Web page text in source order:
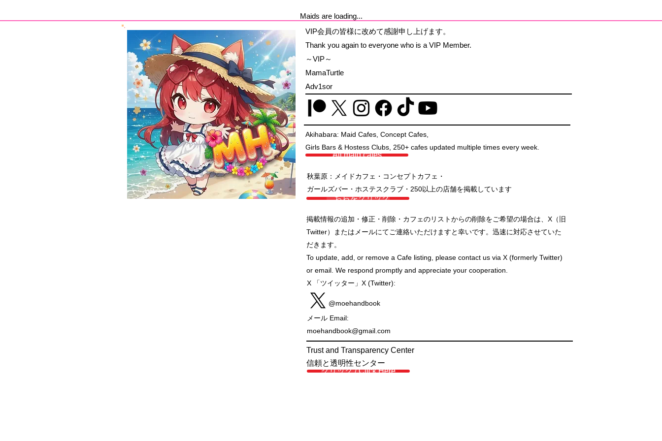
Maids are loading...
VIP会員の皆様に改めて感謝申し上げます。
Thank you again to everyone who is a VIP Member.
～VIP～
MamaTurtle
Adv1sor
Akihabara: Maid Cafes, Concept Cafes,
Girls Bars & Hostess Clubs, 250+ cafes updated multiple times every week.
All maid cafes
秋葉原：メイドカフェ・コンセプトカフェ・
ガールズバー・ホステスクラブ・250以上の店舗を掲載しています
こちらをクリック
掲載情報の追加・修正・削除・カフェのリストからの削除をご希望の場合は、X（旧
Twitter）またはメールにてご連絡いただけますと幸いです。迅速に対応させていた
だきます。
To update, add, or remove a Cafe listing, please contact us via X (formerly Twitter)
or email. We respond promptly and appreciate your cooperation.
X 「ツイッター」X (Twitter):
@moehandbook
メール Email:
moehandbook@gmail.com
Trust and Transparency Center
信頼と透明性センター
クリック / Click Here